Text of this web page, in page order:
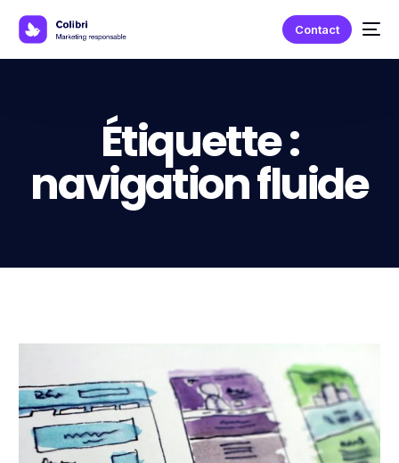
Contact
Étiquette :
navigation fluide